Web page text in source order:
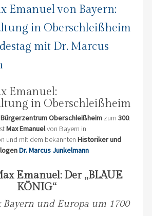
Emanuel von Bayern:
in Oberschleißheim
mit Dr. Marcus
Emanuel:
in Oberschleißheim
Bürgerzentrum Oberschleißheimzum 300.
MaxEmanuelvon Bayern in
und mit dem bekannten Historiker und
Dr. Marcus Junkelmann
Emanuel: Der „BLAUE
KÖNIG“
Bayern und Europa um 1700